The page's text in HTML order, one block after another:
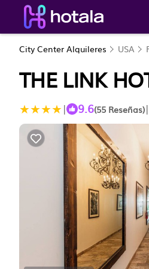
City Center Alquileres USA
THE LINK
| 9.6(55 Reseñas)|